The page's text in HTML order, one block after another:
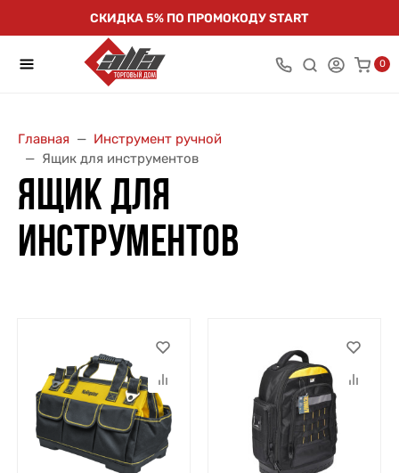
СКИДКА 5% ПО ПРОМОКОДУ START
0
Главная
Инструмент ручной
Ящик для инструментов
ЯЩИК ДЛЯ
ИНСТРУМЕНТОВ